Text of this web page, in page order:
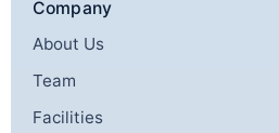
Company
About Us
Team
Facilities